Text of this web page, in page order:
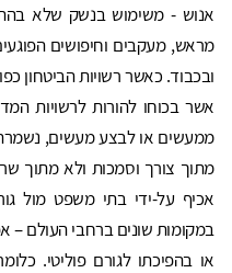
אנוש - משימוש בנשק שלא
מראש, מעקבים וחיפושים
ובכבוד. כאשר רשויות הביטחון
אשר בכוחו להורות לרשויות
ממעשים או לבצע מעשים,
מתוך צורך וסמכות ולא מתוך
אכיף על-ידי בתי משפט מול
במקומות שונים ברחבי העולם –
או בהפיכתו לגורם פוליטי.